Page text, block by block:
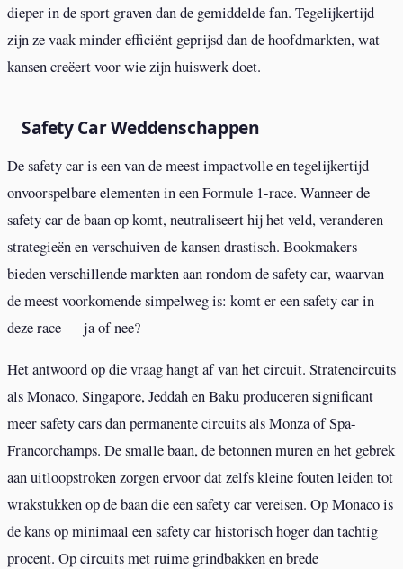
dieper in de sport graven dan de gemiddelde fan. Tegelijkertijd
zijn ze vaak minder efficiënt geprijsd dan de hoofdmarkten, wat
kansen creëert voor wie zijn huiswerk doet.
Safety Car Weddenschappen
De safety car is een van de meest impactvolle en tegelijkertijd
onvoorspelbare elementen in een Formule 1-race. Wanneer de
safety car de baan op komt, neutraliseert hij het veld, veranderen
strategieën en verschuiven de kansen drastisch. Bookmakers
bieden verschillende markten aan rondom de safety car, waarvan
de meest voorkomende simpelweg is: komt er een safety car in
deze race — ja of nee?
Het antwoord op die vraag hangt af van het circuit. Stratencircuits
als Monaco, Singapore, Jeddah en Baku produceren significant
meer safety cars dan permanente circuits als Monza of Spa-
Francorchamps. De smalle baan, de betonnen muren en het gebrek
aan uitloopstroken zorgen ervoor dat zelfs kleine fouten leiden tot
wrakstukken op de baan die een safety car vereisen. Op Monaco is
de kans op minimaal een safety car historisch hoger dan tachtig
procent. Op circuits met ruime grindbakken en brede